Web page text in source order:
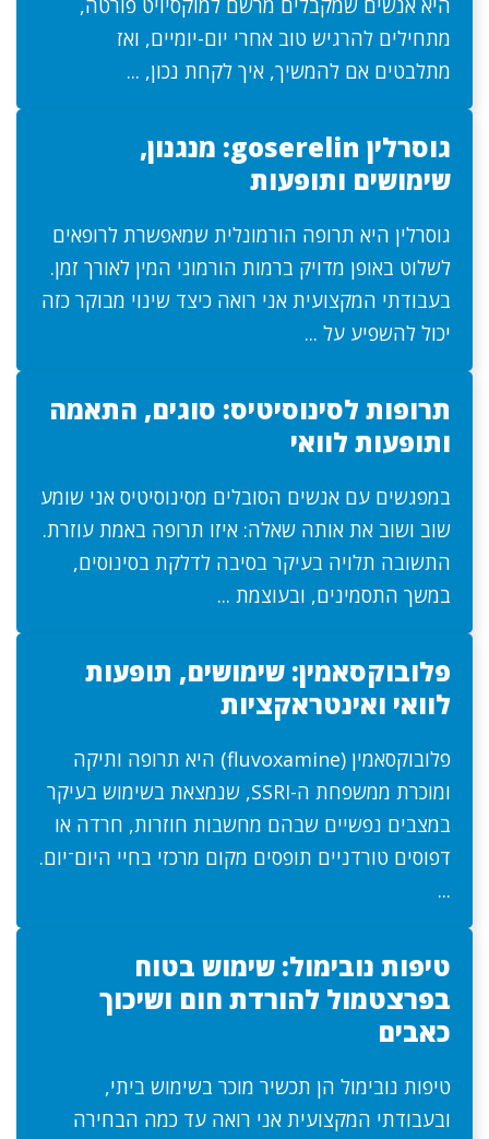
היא אנשים שמקבלים מרשם למוקסיויט פורטה,
מתחילים להרגיש טוב אחרי יום-יומיים, ואז
מתלבטים אם להמשיך, איך לקחת נכון, ...
גוסרלין goserelin: מנגנון,
שימושים ותופעות
גוסרלין היא תרופה הורמונלית שמאפשרת לרופאים
לשלוט באופן מדויק ברמות הורמוני המין לאורך זמן.
בעבודתי המקצועית אני רואה כיצד שינוי מבוקר כזה
יכול להשפיע על ...
תרופות לסינוסיטיס: סוגים, התאמה
ותופעות לוואי
במפגשים עם אנשים הסובלים מסינוסיטיס אני שומע
שוב ושוב את אותה שאלה: איזו תרופה באמת עוזרת.
התשובה תלויה בעיקר בסיבה לדלקת בסינוסים,
במשך התסמינים, ובעוצמת ...
פלובוקסאמין: שימושים, תופעות
לוואי ואינטראקציות
פלובוקסאמין (fluvoxamine) היא תרופה ותיקה
ומוכרת ממשפחת ה-SSRI, שנמצאת בשימוש בעיקר
במצבים נפשיים שבהם מחשבות חוזרות, חרדה או
דפוסים טורדניים תופסים מקום מרכזי בחיי היום־יום.
...
טיפות נובימול: שימוש בטוח
בפרצטמול להורדת חום ושיכוך
כאבים
טיפות נובימול הן תכשיר מוכר בשימוש ביתי,
ובעבודתי המקצועית אני רואה עד כמה הבחירה